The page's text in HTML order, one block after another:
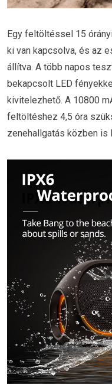
Egy feltöltéssel 15
ki van kapcsolva, és az
állítva. A több napos
bekapcsolt LED
kivitelezhető. A 10800
feltöltéshez 4,5 óra
zenehallgatás közben